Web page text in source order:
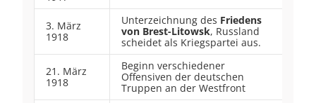
3. März
1918
Unterzeichnung des Friedens
von Brest-Litowsk, Russland
scheidet als Kriegspartei aus.
21. März
1918
Beginn verschiedener
Offensiven der deutschen
Truppen an der Westfront